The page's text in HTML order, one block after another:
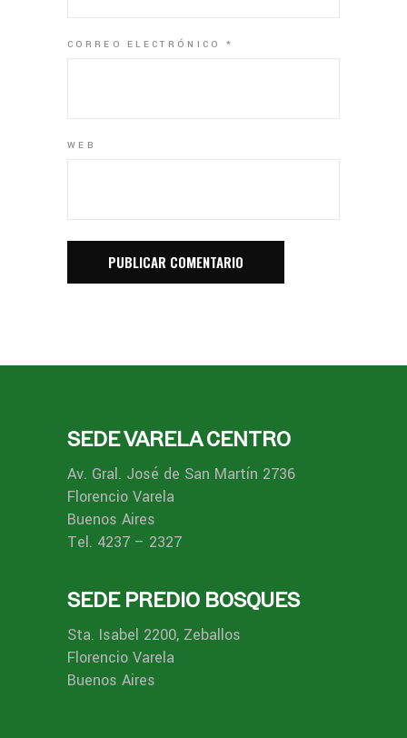
CORREO ELECTRÓNICO *
WEB
SEDE VARELA CENTRO
Av. Gral. José de San Martín 2736
Florencio Varela
Buenos Aires
Tel. 4237 – 2327
SEDE PREDIO BOSQUES
Sta. Isabel 2200, Zeballos
Florencio Varela
Buenos Aires